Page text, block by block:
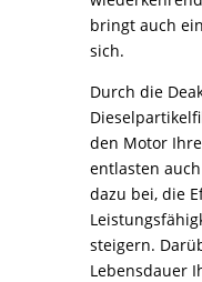
bringt auch
sich.
Durch die
den Motor
entlasten
dazu bei, die
steigern.
Lebensdauer